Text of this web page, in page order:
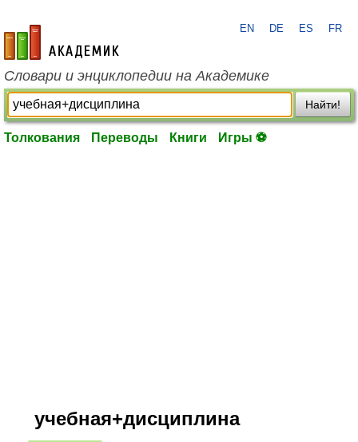
academic.ru
EN DE ES FR
Словари и энциклопедии на Академике
Найти!
Толкования Переводы Книги Игры ⚽
учебная+дисциплина